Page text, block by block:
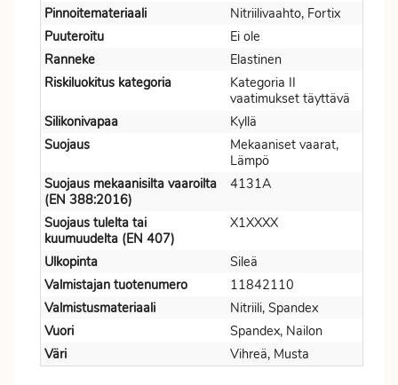
Pinnoitemateriaali
Nitriilivaahto, Fortix
Puuteroitu
Ei ole
Ranneke
Elastinen
Riskiluokitus kategoria
Kategoria II
vaatimukset täyttävä
Silikonivapaa
Kyllä
Suojaus
Mekaaniset vaarat,
Lämpö
Suojaus mekaanisilta vaaroilta
(EN 388:2016)
4131A
Suojaus tulelta tai
kuumuudelta (EN 407)
X1XXXX
Ulkopinta
Sileä
Valmistajan tuotenumero
11842110
Valmistusmateriaali
Nitriili, Spandex
Vuori
Spandex, Nailon
Väri
Vihreä, Musta